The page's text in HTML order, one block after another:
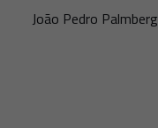
João Pedro Palmberg